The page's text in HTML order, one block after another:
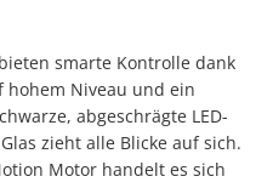
smarte Kontrolle dank
hohem Niveau und ein
abgeschrägte LED-
zieht alle Blicke auf sich.
Motor handelt es sich